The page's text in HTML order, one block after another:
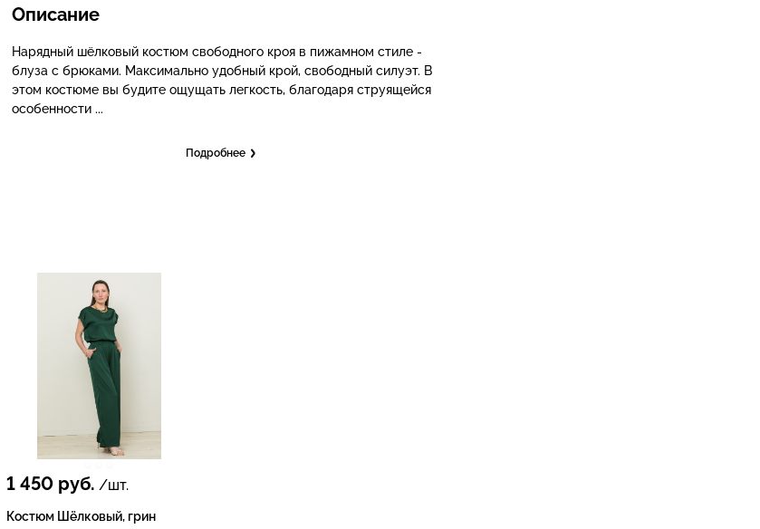
Описание
Нарядный шёлковый костюм свободного кроя в пижамном стиле -
блуза с брюками. Максимально удобный крой, свободный силуэт. В
этом костюме вы будите ощущать легкость, благодаря струящейся
особенности ...
Подробнее
1 450руб. /шт.
Костюм Шёлковый, грин